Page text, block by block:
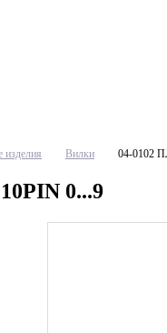
изделия Вилки 04-0102
0...9